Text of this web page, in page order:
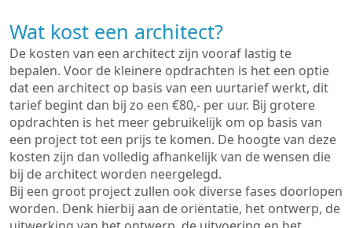
Wat kost een architect?
De kosten van een architect zijn vooraf lastig te
bepalen. Voor de kleinere opdrachten is het een optie
dat een architect op basis van een uurtarief werkt, dit
tarief begint dan bij zo een €80,- per uur. Bij grotere
opdrachten is het meer gebruikelijk om op basis van
een project tot een prijs te komen. De hoogte van deze
kosten zijn dan volledig afhankelijk van de wensen die
bij de architect worden neergelegd.
Bij een groot project zullen ook diverse fases doorlopen
worden. Denk hierbij aan de oriëntatie, het ontwerp, de